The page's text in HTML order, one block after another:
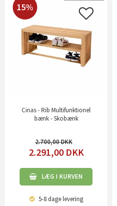
15%
Cinas - Rib Multifunktionel
bænk - Skobænk
2.700,00
2.291,00 DKK
LÆG I KURVEN
5-8 dagelevering